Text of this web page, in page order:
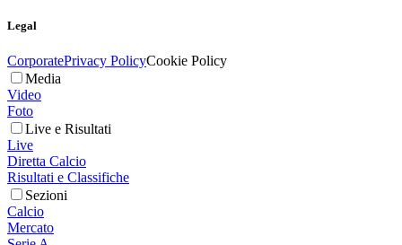
Legal
CorporatePrivacy PolicyCookie Policy
Media
Video
Foto
Live e Risultati
Live
Diretta Calcio
Risultati e Classifiche
Sezioni
Calcio
Mercato